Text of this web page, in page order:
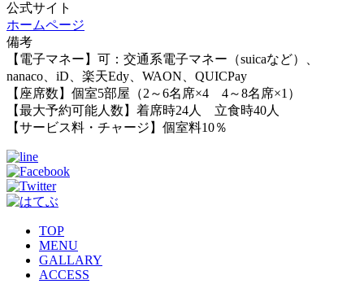
公式サイト
ホームページ
備考
【電子マネー】可：交通系電子マネー（suicaなど）、
nanaco、iD、楽天Edy、WAON、QUICPay
【座席数】個室5部屋（2～6名席×4 4～8名席×1）
【最大予約可能人数】着席時24人 立食時40人
【サービス料・チャージ】個室料10％
TOP
MENU
GALLARY
ACCESS